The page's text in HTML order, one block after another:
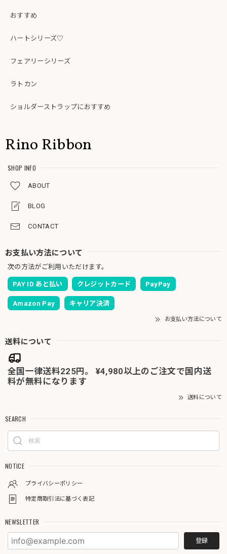
おすすめ
ハートシリーズ♡
フェアリーシリーズ
ラトカン
ショルダーストラップにおすすめ
Rino Ribbon
SHOP INFO
ABOUT
BLOG
CONTACT
お支払い方法について
次の方法がご利用いただけます。
PAY ID あと払い クレジットカード PayPay
Amazon Pay キャリア決済
お支払い方法について
送料について
全国一律送料225円。 ¥4,980以上のご注文で国内送
料が無料になります
送料について
SEARCH
NOTICE
プライバシーポリシー
特定商取引法に基づく表記
NEWSLETTER
登録